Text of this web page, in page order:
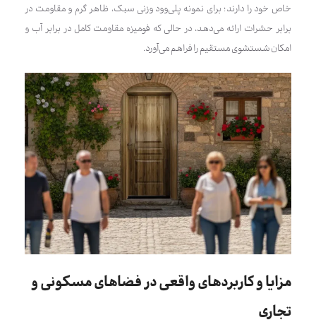
خاص خود را دارند؛ برای نمونه پلی‌وود وزنی سبک، ظاهر گرم و مقاومت در
برابر حشرات ارائه می‌دهد، در حالی که فومیزه مقاومت کامل در برابر آب و
امکان شستشوی مستقیم را فراهم می‌آورد.
مزایا و کاربردهای واقعی در فضاهای مسکونی و
تجاری